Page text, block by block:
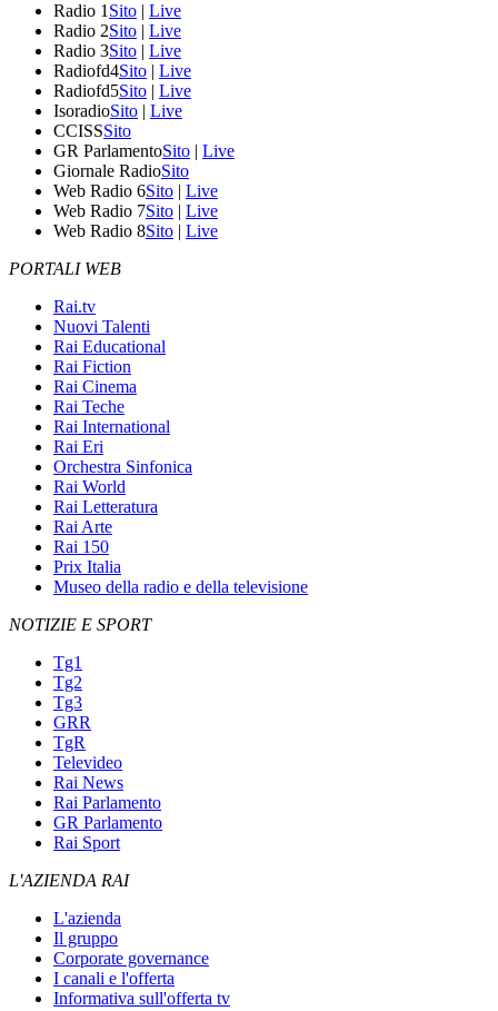
Radio 1 Sito | Live
Radio 2Sito | Live
Radio 3Sito | Live
Radiofd4Sito | Live
Radiofd5Sito | Live
IsoradioSito | Live
CCISSSito
GR ParlamentoSito | Live
Giornale RadioSito
Web Radio 6Sito | Live
Web Radio 7Sito | Live
Web Radio 8Sito | Live
PORTALI WEB
Rai.tv
Nuovi Talenti
Rai Educational
Rai Fiction
Rai Cinema
Rai Teche
Rai International
Rai Eri
Orchestra Sinfonica
Rai World
Rai Letteratura
Rai Arte
Rai 150
Prix Italia
Museo della radio e della televisione
NOTIZIE E SPORT
Tg1
Tg2
Tg3
GRR
TgR
Televideo
Rai News
Rai Parlamento
GR Parlamento
Rai Sport
L'AZIENDA RAI
L'azienda
Il gruppo
Corporate governance
I canali e l'offerta
Informativa sull'offerta tv